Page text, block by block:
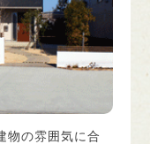
物の雰囲気に合